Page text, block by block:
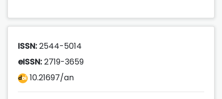
ISSN:2544-5014
eISSN:2719-3659
10.21697/an